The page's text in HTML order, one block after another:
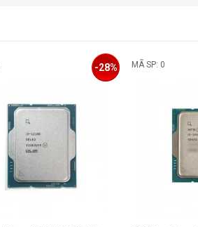
-28% MÃ SP: 0